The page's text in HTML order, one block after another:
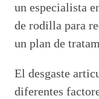
un especialista
de rodilla para
un plan de
El desgaste
diferentes